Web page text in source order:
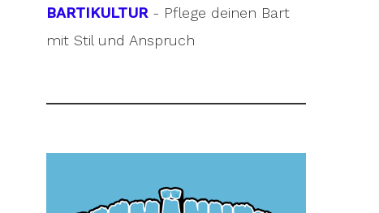
BARTIKULTUR- Pflege deinen Bart
mit Stil und Anspruch